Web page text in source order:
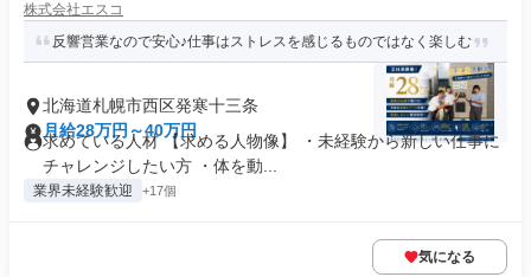
株式会社エスコ
反響営業なので安心♪仕事はストレスを感じるものではなく楽しむ
北海道札幌市西区発寒十三条
月給28万円～40万円
求めている人材 【求める人物像】 ・未経験から新しい仕事に
チャレンジしたい方 ・体を動...
業界未経験歓迎 +17個
気になる